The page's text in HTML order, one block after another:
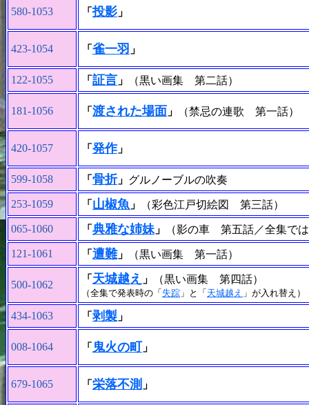
580-1053 「投影 」
423-1054 「 雀一羽 」
122-1055 「 証言 」 （黒い画集 第二話）
181-1056 「 渡された場面 」 （禁忌の連歌 第一話）
420-1057 「 発作」
599-1058 「 骨折」 グルノーブルの吹奏
253-1059 「 山椒魚 」 （彩色江戸切絵図 第三話）
065-1060 「 典雅な姉妹 」 （影の車 第五話／全集で
121-1061 「 遭難」 （黒い画集 第一話）
500-1062 「 天城越え 」 （黒い画集 第四話）
（全集で発表時の「 失踪 」と「 天城越え 」が入れ替え）
434-1063 「 剥製 」
008-1064 「 鬼火の町 」
679-1065 「 栄落不測 」